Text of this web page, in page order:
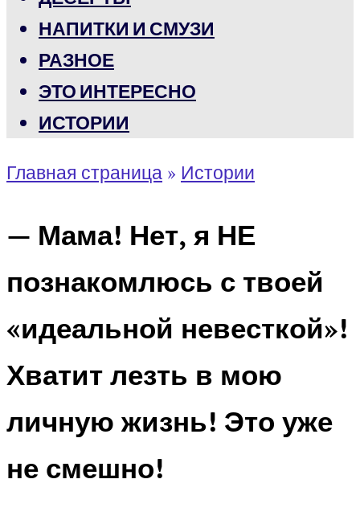
НАПИТКИ И СМУЗИ
РАЗНОЕ
ЭТО ИНТЕРЕСНО
ИСТОРИИ
Главная страница » Истории
— Мама! Нет, я НЕ
познакомлюсь с твоей
«идеальной невесткой»!
Хватит лезть в мою
личную жизнь! Это уже
не смешно!